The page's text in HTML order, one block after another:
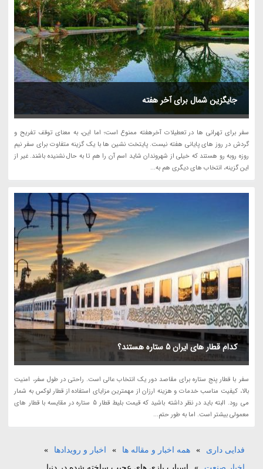
جایگزین شمال برای آخر هفته
سفر برای تهرانی ها در تعطیلات آخرهفته ممنوع است؛ اما این، به معنای توقف تفریح و
گردش در روز های پایانی هفته نیست. پایتخت نشین ها با یک گزینه متفاوت برای سفر نیم
روزه روبه رو هستند که خیلی از شهروندان شاید اسم آن را هم تا به حال نشنیده باشند. غیر از
این گزینه، انتخاب های دیگری هم به...
کدام قطار های ایران 5 ستاره هستند؟
سفر با قطار پنج ستاره برای مقاصد دور یک انتخاب عالی است. راحتی در طول سفر، امنیت
بالا، کیفیت مناسب خدمات و هزینه ارزان از مهمترین مزایای استفاده از قطار لوکس به شمار
می رود. البته باید در نظر داشته باشید که قیمت بلیط قطار 5 ستاره در مقایسه با قطار های
معمولی بیشتر است. اما به طور حتم...
فدایی داری » همه اخبار و مقاله ها » اخبار و رویدادها
»